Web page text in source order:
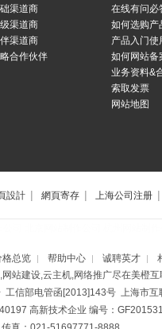
渠道商
渠道商
渠道商
合作伙伴
在线有问必
如何选购产
产品入门使
如何网站备
业务资料&
索取发票
网站地图
設計 | 網頁寄存 | 上海公司注册 |
格总览 | 帮助中心 | 诚聘英才 |
站建设,云主机,网络推广尽在美橙互
工信部电管函[2013]143号 上海市互
高新技术企业 编号：